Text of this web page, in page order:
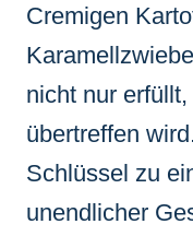
Cremigen
nicht nur
übertreffen
Schlüssel zu
unendlicher